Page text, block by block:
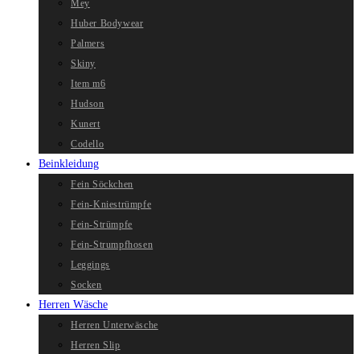
Mey
Huber Bodywear
Palmers
Skiny
Item m6
Hudson
Kunert
Codello
Beinkleidung
Fein Söckchen
Fein-Kniestrümpfe
Fein-Strümpfe
Fein-Strumpfhosen
Leggings
Socken
Herren Wäsche
Herren Unterwäsche
Herren Slip